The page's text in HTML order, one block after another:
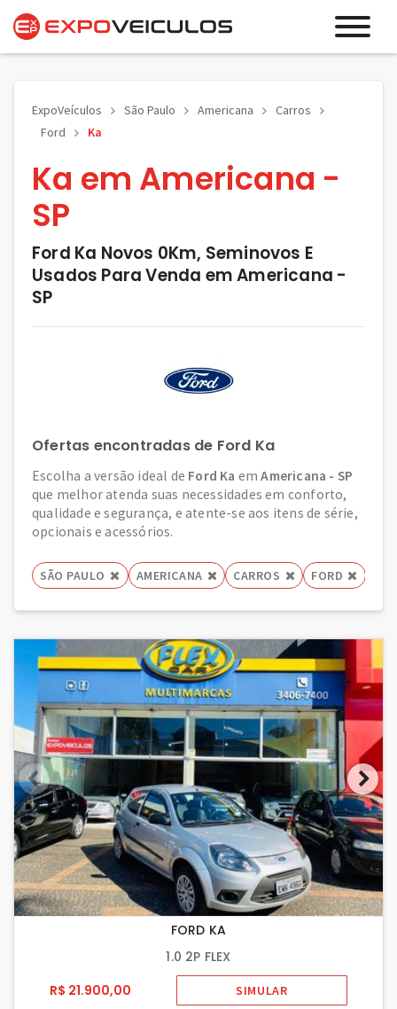
ExpoVeículos São Paulo Americana
Carros
Ford
Ka
Ka em Americana -
SP
Ford Ka Novos 0Km, Seminovos E
Usados Para Venda em Americana -
SP
Ofertas encontradas de Ford Ka
Escolha a versão ideal de Ford Ka emAmericana - SP
que melhor atenda suas necessidades em conforto,
qualidade e segurança, e atente-se aos itens de série,
opcionais e acessórios.
SÃO PAULO AMERICANA CARROS FORD
FORD KA
1.0 2P FLEX
R$ 21.900,00
SIMULAR